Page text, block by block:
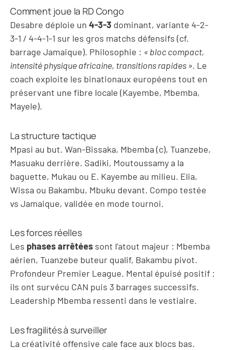
Comment joue la RD Congo
Desabre déploie un 4-3-3 dominant, variante 4-2-
3-1 / 4-4-1-1 sur les gros matchs défensifs (cf.
barrage Jamaique). Philosophie : « bloc compact,
intensité physique africaine, transitions rapides ». Le
coach exploite les binationaux européens tout en
préservant une fibre locale (Kayembe, Mbemba,
Mayele).
La structure tactique
Mpasi au but. Wan-Bissaka, Mbemba (c), Tuanzebe,
Masuaku derrière. Sadiki, Moutoussamy a la
baguette, Mukau ou E. Kayembe au milieu. Elia,
Wissa ou Bakambu, Mbuku devant. Compo testée
vs Jamaique, validée en mode tournoi.
Les forces réelles
Les phases arrêtées sont l’atout majeur : Mbemba
aérien, Tuanzebe buteur qualif, Bakambu pivot.
Profondeur Premier League. Mental épuisé positif :
ils ont survécu CAN puis 3 barrages successifs.
Leadership Mbemba ressenti dans le vestiaire.
Les fragilités à surveiller
La créativité offensive cale face aux blocs bas.